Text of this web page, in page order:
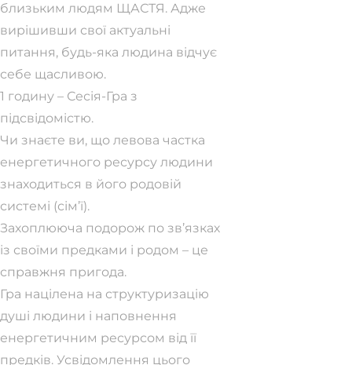
близьким людям ЩАСТЯ. Адже
вирішивши свої актуальні
питання, будь-яка людина відчує
себе щасливою.
1 годину – Сесія-Гра з
підсвідомістю.
Чи знаєте ви, що левова частка
енергетичного ресурсу людини
знаходиться в його родовій
системі (сім’ї).
Захоплююча подорож по зв’язках
із своїми предками і родом – це
справжня пригода.
Гра націлена на структуризацію
душі людини і наповнення
енергетичним ресурсом від її
предків. Усвідомлення цього